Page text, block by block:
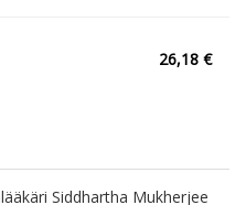
26,18 €
Siddhartha Mukherjee